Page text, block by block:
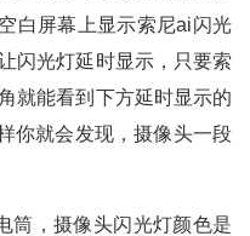
白屏幕上显示索尼ai闪光
闪光灯延时显示，只要索
就能看到下方延时显示的
你就会发现，摄像头一段
筒，摄像头闪光灯颜色是